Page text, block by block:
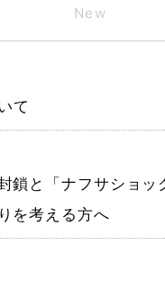
New
て
鎖と「ナフサショ
を考える方へ